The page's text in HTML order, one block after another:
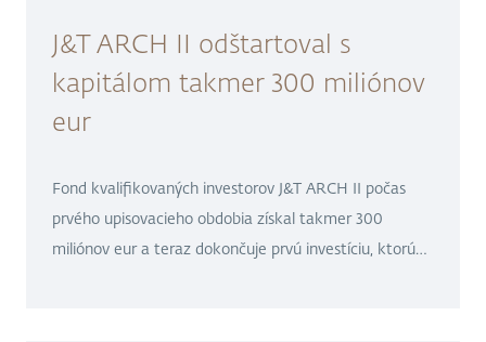
J&T ARCH II odštartoval s
kapitálom takmer 300 miliónov
eur
Fond kvalifikovaných investorov J&T ARCH II počas
prvého upisovacieho obdobia získal takmer 300
miliónov eur a teraz dokončuje prvú investíciu, ktorú